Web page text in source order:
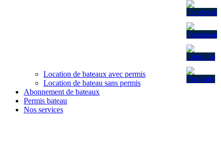
Location de bateaux avec permis
Location de bateau sans permis
Abonnement de bateaux
Permis bateau
Nos services